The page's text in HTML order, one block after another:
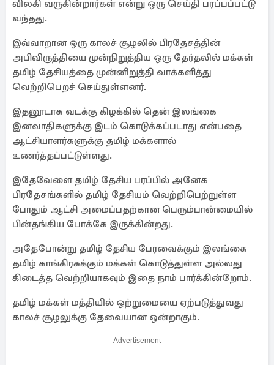
விலகி வருகின்றார்கள் என்று ஒரு செய்தி பரப்பப்பட்டு
வந்தது.
இவ்வாறான ஒரு காலச் சூழலில் பிரதேசத்தின்
அபிவிருத்தியை முன்நிறுத்திய ஒரு தேர்தலில் மக்கள்
தமிழ் தேசியத்தை முன்னிறுத்தி வாக்களித்து
வெற்றிபெறச் செய்துள்ளனர்.
இதனூடாக வடக்கு கிழக்கில் தென் இலங்கை
இனவாதிகளுக்கு இடம் கொடுக்கப்படாது என்பதை
ஆட்சியாளர்களுக்கு தமிழ் மக்களால்
உணர்த்தப்பட்டுள்ளது.
இதேவேளை தமிழ் தேசிய பரப்பில் அனேக
பிரதேசங்களில் தமிழ் தேசியம் வெற்றிபெற்றுள்ள
போதும் ஆட்சி அமைப்பதற்கான பெரும்பான்மையில்
பின்தங்கிய போக்கே இருக்கின்றது.
அதேபோன்று தமிழ் தேசிய பேரவைக்கும் இலங்கை
தமிழ் காங்கிரசுக்கும் மக்கள் கொடுத்துள்ள அல்லது
கிடைத்த வெற்றியாகவும் இதை நாம் பார்க்கின்றோம்.
தமிழ் மக்கள் மத்தியில் ஒற்றுமையை ஏற்படுத்துவது
காலச் சூழலுக்கு தேவையான ஒன்றாகும்.
Advertisement